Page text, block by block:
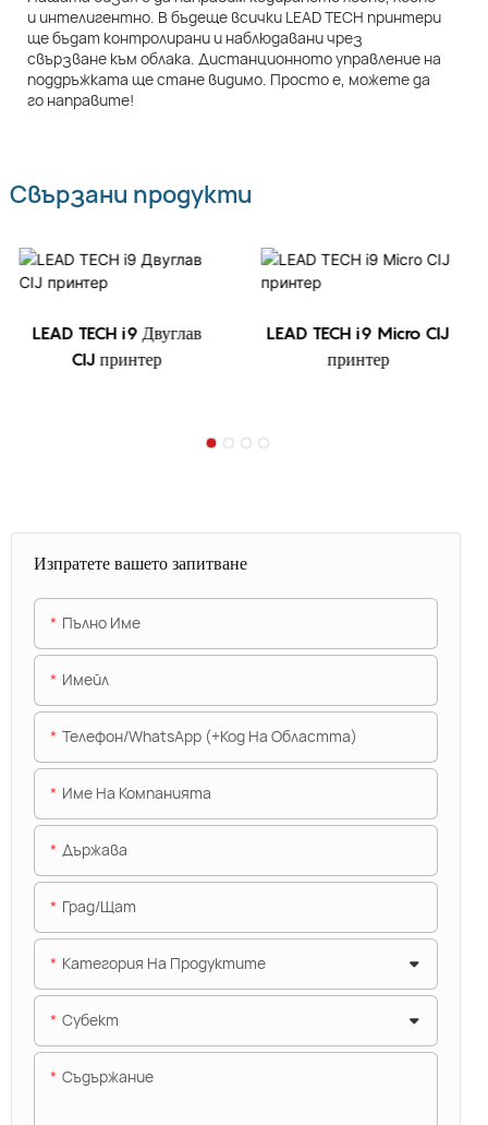
и интелигентно. В бъдеще всички LEAD TECH принтери
ще бъдат контролирани и наблюдавани чрез
свързване към облака. Дистанционното управление на
поддръжката ще стане видимо. Просто е, можете да
го направите!
Свързани продукти
LEAD TECH i9 Двуглав
CIJ принтер
LEAD TECH i9 Micro CIJ
принтер
Изпратете вашето запитване
Пълно Име
Имейл
Телефон/WhatsApp (+Код На Областта)
Име На Компанията
Държава
Град/щат
Категория На Продуктите
Субект
Съдържание